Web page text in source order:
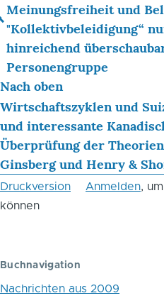
für
das
Blättern
im
Buch
April
2016
Meinungsfreiheit und
"Kollektivbeleidigung“
hinreichend
Personengruppe
Nach oben
Wirtschaftszyklen und
und interessante
Überprüfung der
Ginsberg und Henry &
Druckversion Anmelden,
können
Buchnavigation
Nachrichten aus 2009